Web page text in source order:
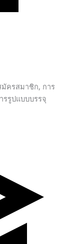
มัครสมาชิก, การ
รรูปแบบบรรจุ